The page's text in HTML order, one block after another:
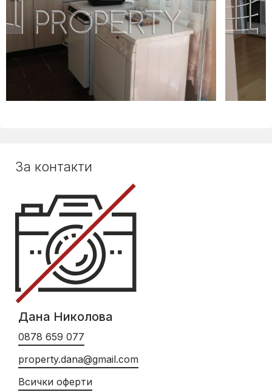
За контакти
Дана Николова
0878 659 077
property.dana@gmail.com
Всички оферти